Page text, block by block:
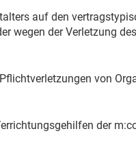
auf den
wegen der Verletzung
von
der